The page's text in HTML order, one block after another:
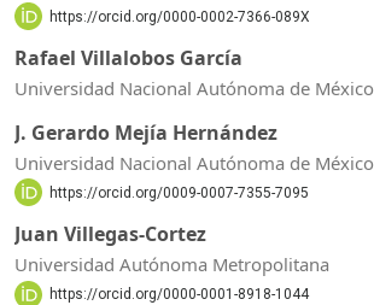
https://orcid.org/0000-0002-7366-089X
Rafael Villalobos García
Universidad Nacional Autónoma de México
J. Gerardo Mejía Hernández
Universidad Nacional Autónoma de México
https://orcid.org/0009-0007-7355-7095
Juan Villegas-Cortez
Universidad Autónoma Metropolitana
https://orcid.org/0000-0001-8918-1044